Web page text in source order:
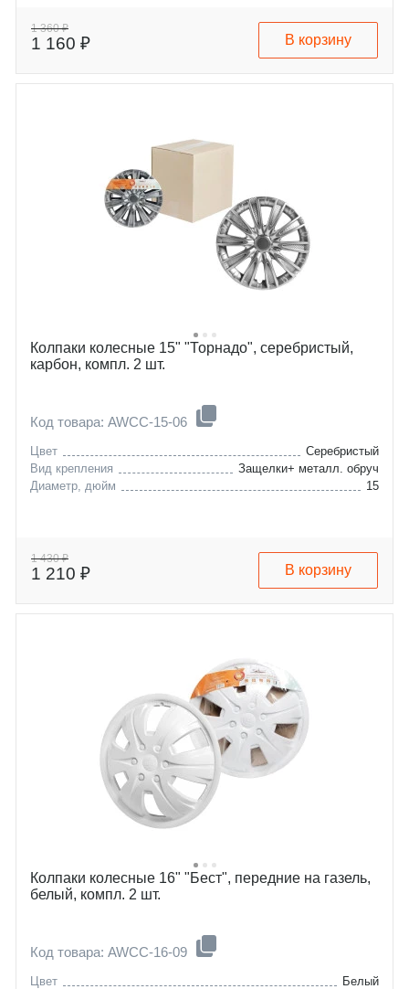
1 360 ₽
1 160 ₽ В корзину
Колпаки колесные 15" "Торнадо", серебристый,
карбон, компл. 2 шт.
Код товара: AWCC-15-06
Цвет
Серебристый
Вид крепления
Защелки+ металл. обруч
Диаметр, дюйм
15
1 430 ₽
1 210 ₽ В корзину
Колпаки колесные 16" "Бест", передние на газель,
белый, компл. 2 шт.
Код товара: AWCC-16-09
Цвет
Белый